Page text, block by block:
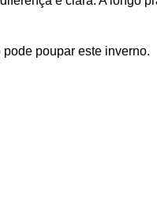
poupar este inverno.